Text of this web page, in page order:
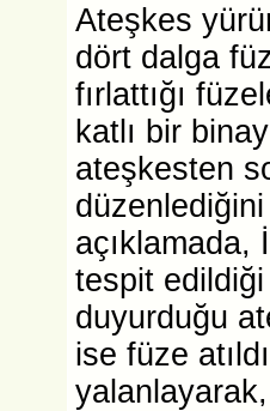
Ateşkes
dört dalga
fırlattığı
katlı bir
ateşkesten
açıklamada,
tespit edildiği
duyurduğu
ise füze
yalanlayarak,